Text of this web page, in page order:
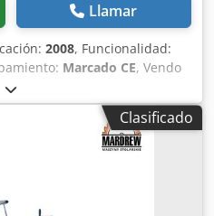
Llamar
2008, Funcionalidad:
Marcado CE, Vendo
modelo Junior, de la
para balas. Año de
Nefx Aqljck Área de trabajo
x 2500 mm de alto (las
del manual en
Clasificado